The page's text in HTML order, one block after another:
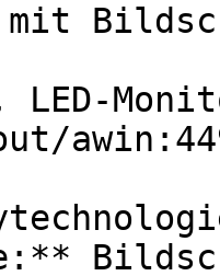
mit
LED-